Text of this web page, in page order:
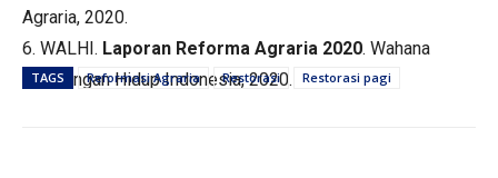
Agraria, 2020.
6. WALHI. Laporan Reforma Agraria 2020. Wahana
Lingkungan Hidup Indonesia, 2020.
TAGS Reformasi Agraria Restorasi Restorasi pagi